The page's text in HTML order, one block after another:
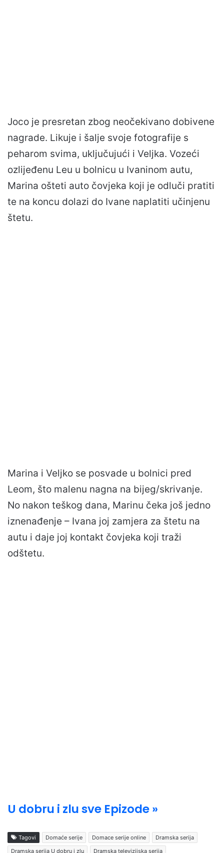
Joco je presretan zbog neočekivano dobivene
nagrade. Likuje i šalje svoje fotografije s
peharom svima, uključujući i Veljka. Vozeći
ozlijeđenu Leu u bolnicu u Ivaninom autu,
Marina ošteti auto čovjeka koji je odluči pratiti
te na koncu dolazi do Ivane naplatiti učinjenu
štetu.
Marina i Veljko se posvade u bolnici pred
Leom, što malenu nagna na bijeg/skrivanje.
No nakon teškog dana, Marinu čeka još jedno
iznenađenje – Ivana joj zamjera za štetu na
autu i daje joj kontakt čovjeka koji traži
odštetu.
U dobru i zlu sve Epizode »
Tagovi Domaće serije Domace serije online
Dramska serija
Dramska serija U dobru i zlu
Dramska televizijska serija